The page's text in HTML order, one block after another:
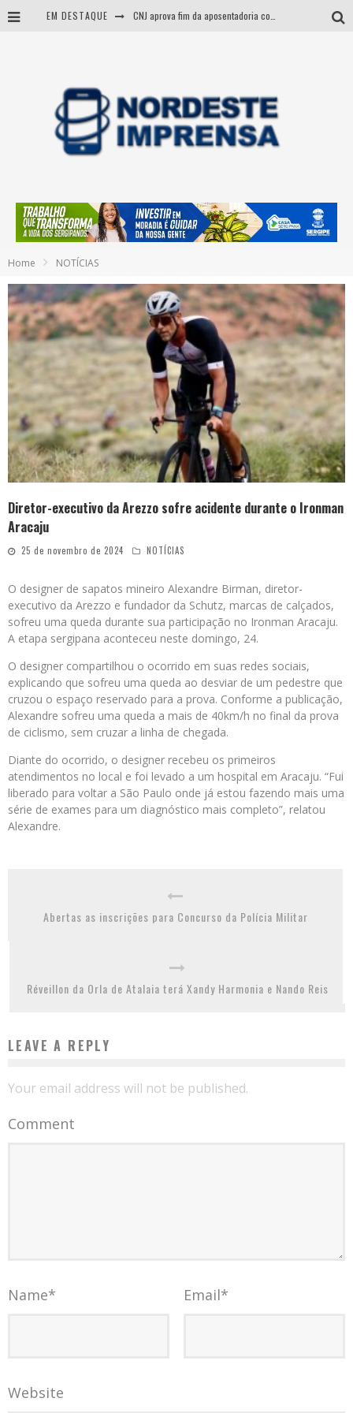
EM DESTAQUE
Entenda como governo Fábio tirou Sergipe da pior classificação fiscal e levou à nota máxima do Tesouro Nacional
Home NOTÍCIAS
Diretor-executivo da Arezzo sofre acidente durante o Ironman
Aracaju
25 de novembro de 2024 NOTÍCIAS
O designer de sapatos mineiro Alexandre Birman, diretor-
executivo da Arezzo e fundador da Schutz, marcas de calçados,
sofreu uma queda durante sua participação no Ironman Aracaju.
A etapa sergipana aconteceu neste domingo, 24.
O designer compartilhou o ocorrido em suas redes sociais,
explicando que sofreu uma queda ao desviar de um pedestre que
cruzou o espaço reservado para a prova. Conforme a publicação,
Alexandre sofreu uma queda a mais de 40km/h no final da prova
de ciclismo, sem cruzar a linha de chegada.
Diante do ocorrido, o designer recebeu os primeiros
atendimentos no local e foi levado a um hospital em Aracaju. “Fui
liberado para voltar a São Paulo onde já estou fazendo mais uma
série de exames para um diagnóstico mais completo”, relatou
Alexandre.
Abertas as inscrições para Concurso da Polícia Militar
Réveillon da Orla de Atalaia terá Xandy Harmonia e Nando Reis
LEAVE A REPLY
Your email address will not be published.
Comment
Name* Email*
Website